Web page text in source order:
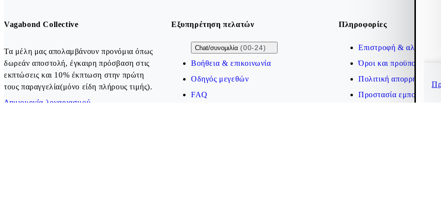
Vagabond Collective
Τα μέλη μας απολαμβάνουν προνόμια όπως
δωρεάν αποστολή, έγκαιρη πρόσβαση στις
εκπτώσεις και 10% έκπτωση στην πρώτη
τους παραγγελία(μόνο είδη πλήρους τιμής).
Δημιουργία λογαριασμού
Εξυπηρέτηση πελατών
Chat/συνομιλία (00-24)
Βοήθεια & επικοινωνία
Οδηγός μεγεθών
FAQ
Πληροφορίες
Επιστροφή & αλλαγή
Όροι και προϋποθέσεις
Πολιτική απορρήτου
Προστασία εμπορικού